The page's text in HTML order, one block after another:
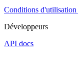
Conditions d'utilisation
Développeurs
API docs